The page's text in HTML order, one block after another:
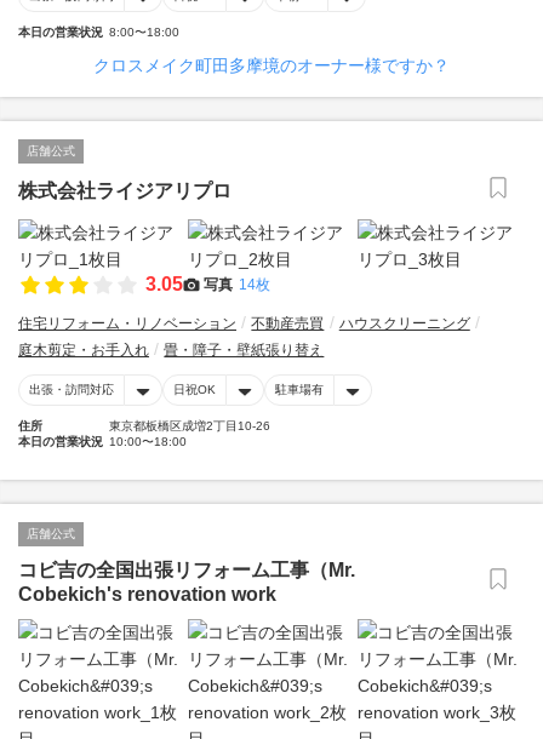
本日の営業状況 8:00〜18:00
クロスメイク町田多摩境のオーナー様ですか？
店舗公式
株式会社ライジアリプロ
3.05 写真 14枚
住宅リフォーム・リノベーション 不動産売買
ハウスクリーニング
庭木剪定・お手入れ
畳・障子・壁紙張り替え
出張・訪問対応 日祝OK 駐車場有
住所
東京都板橋区成増2丁目10-26
本日の営業状況 10:00〜18:00
店舗公式
コビ吉の全国出張リフォーム工事（Mr.
Cobekich's renovation work